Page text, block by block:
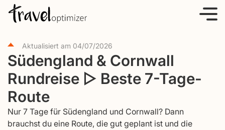
Aktualisiert am 04/07/2026
Südengland & Cornwall
Rundreise ▷ Beste 7-Tage-
Route
Nur 7 Tage für Südengland und Cornwall? Dann
brauchst du eine Route, die gut geplant ist und die